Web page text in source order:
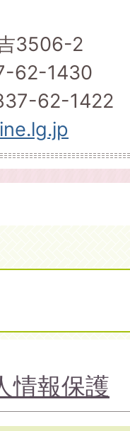
3506-2
62-1430
62-1422
情報保護